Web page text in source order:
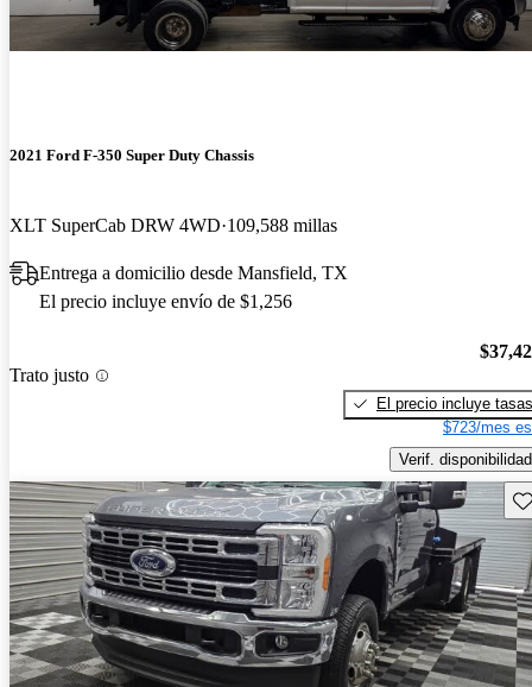
2021 Ford F-350 Super Duty Chassis
XLT SuperCab DRW 4WD 109,588 millas
Entrega a domicilio desde Mansfield, TX
El precio incluye envío de $1,256
Trato justo
El precio incluye tasas
$723/mes
Verif. disponibilidad